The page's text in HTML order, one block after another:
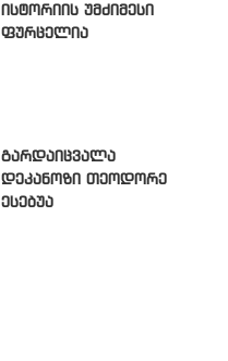
ისტორიის უმძიმესი
ფურცელია
გარდაიცვალა
დეკანოზი თეოდორე
ესებუა